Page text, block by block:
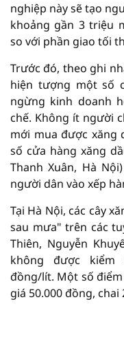
nghiệp này sẽ tạo
khoảng gần 3 triệu
so với phần giao tối
Trước đó, theo ghi
hiện tượng một số
ngừng kinh doanh
chế. Không ít người
mới mua được xăng
số cửa hàng xăng
Thanh Xuân, Hà
người dân vào xếp
Tại Hà Nội, các cây
sau mưa" trên các
Thiên, Nguyễn
không được kiểm
đồng/lít. Một số
giá 50.000 đồng,